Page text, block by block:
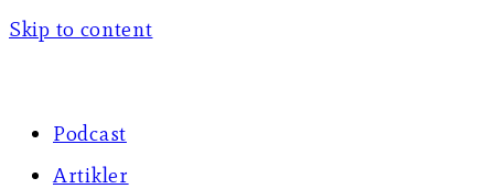
Skip to content
Podcast
Artikler